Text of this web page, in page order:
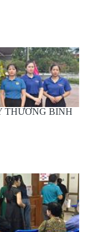
THƯƠNG BINH